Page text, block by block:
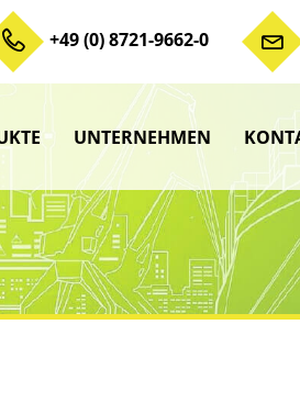
+49 (0) 8721-9662-0
anzeigen
anzeigen
Untermenü
anzeigen
UNTERNEHMEN